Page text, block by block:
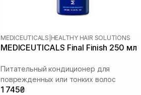
MEDICEUTICALS HEALTHY HAIR SOLUTIONS
MEDICEUTICALS Final Finish 250 мл
Питательный кондиционер для
поврежденных или тонких волос
1 745₴